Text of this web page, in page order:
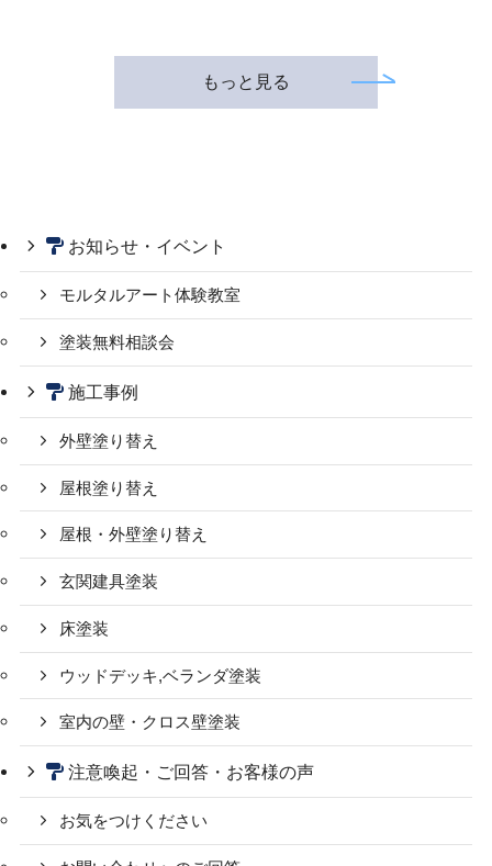
もっと見る
お知らせ・イベント
モルタルアート体験教室
塗装無料相談会
施工事例
外壁塗り替え
屋根塗り替え
屋根・外壁塗り替え
玄関建具塗装
床塗装
ウッドデッキ,ベランダ塗装
室内の壁・クロス壁塗装
注意喚起・ご回答・お客様の声
お気をつけください